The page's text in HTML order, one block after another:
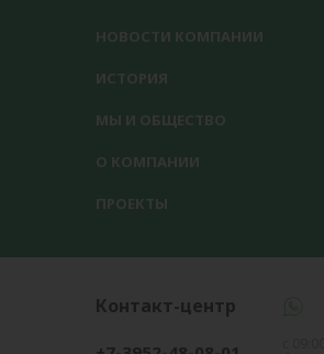
НОВОСТИ КОМПАНИИ
ИСТОРИЯ
МЫ И ОБЩЕСТВО
О КОМПАНИИ
ПРОЕКТЫ
Контакт-центр